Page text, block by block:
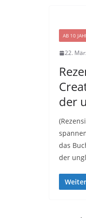
AB 10
22.
der
das
der